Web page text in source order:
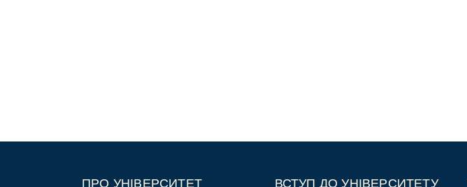
ПРО УНІВЕРСИТЕТ ВСТУП ДО УНІВЕРСИТЕТУ